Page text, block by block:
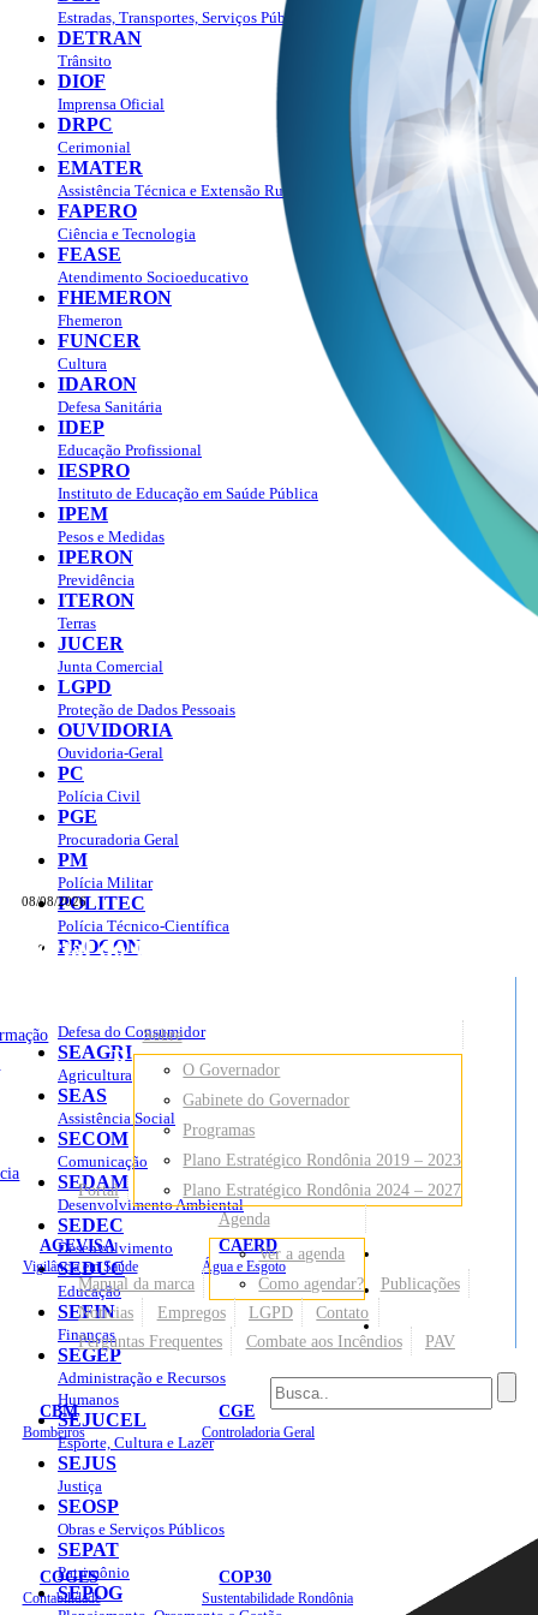
08/08/2026
Portal do Governo do
Rondônia
AGEVISA
Vigilância em Saúde
CAERD
Água e Esgoto
CBM
Bombeiros
CGE
Controladoria Geral
COGES
Contabilidade
COP30
Sustentabilidade Rondônia
Sites
Portal
Sobre
O Governador
Gabinete do Governador
Programas
Plano Estratégico Rondônia 2019 – 2023
Plano Estratégico Rondônia 2024 – 2027
Manual da marca
Agenda
Ver a agenda
Como agendar?
Publicações
Notícias
Empregos LGPD
Contato
Perguntas Frequentes
Combate aos Incêndios PAV
Estradas, Transportes, Serviços Públicos
DETRAN
Trânsito
DIOF
Imprensa Oficial
DRPC
Cerimonial
EMATER
Assistência Técnica e Extensão Rural
FAPERO
Ciência e Tecnologia
FEASE
Atendimento Socioeducativo
FHEMERON
Fhemeron
FUNCER
Cultura
IDARON
Defesa Sanitária
IDEP
Educação Profissional
IESPRO
Instituto de Educação em Saúde Pública
IPEM
Pesos e Medidas
IPERON
Previdência
ITERON
Terras
JUCER
Junta Comercial
LGPD
Proteção de Dados Pessoais
OUVIDORIA
Ouvidoria-Geral
PC
Polícia Civil
PGE
Procuradoria Geral
PM
Polícia Militar
POLITEC
Polícia Técnico-Científica
PROCON
Defesa do Consumidor
SEAGRI
Agricultura
SEAS
Assistência Social
SECOM
Comunicação
SEDAM
Desenvolvimento Ambiental
SEDEC
Desenvolvimento
SEDUC
Educação
SEFIN
Finanças
SEGEP
Administração e Recursos
Humanos
SEJUCEL
Esporte, Cultura e Lazer
SEJUS
Justiça
SEOSP
Obras e Serviços Públicos
SEPAT
Patrimônio
SEPOG